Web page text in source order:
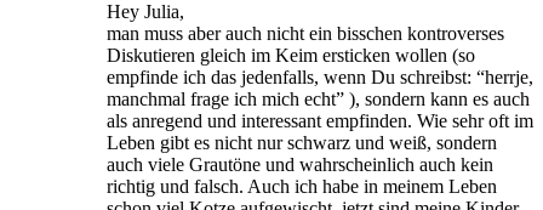
Hey Julia,
man muss aber auch nicht ein bisschen kontroverses
Diskutieren gleich im Keim ersticken wollen (so
empfinde ich das jedenfalls, wenn Du schreibst: “herrje,
manchmal frage ich mich echt” ), sondern kann es auch
als anregend und interessant empfinden. Wie sehr oft im
Leben gibt es nicht nur schwarz und weiß, sondern
auch viele Grautöne und wahrscheinlich auch kein
richtig und falsch. Auch ich habe in meinem Leben